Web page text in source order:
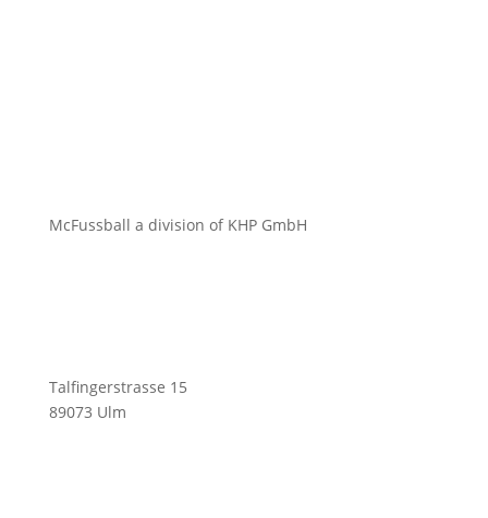
McFussball a division of KHP GmbH
Talfingerstrasse 15
89073 Ulm